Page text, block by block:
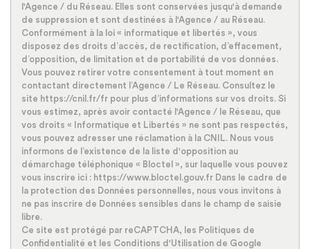
Familles avec 1 ou 2 enfants 33,16 %
Maisons 33,58 %
Appartements 66,42 %
Familles avec 3 enfants 9,97 %
l'Agence / du Réseau. Elles sont conservées jusqu'à demande
de suppression et sont destinées à l'Agence / au Réseau.
Conformément à la loi « informatique et libertés », vous
disposez des droits d’accès, de rectification, d’effacement,
d’opposition, de limitation et de portabilité de vos données.
Vous pouvez retirer votre consentement à tout moment en
contactant directement l’Agence / Le Réseau. Consultez le
site https://cnil.fr/fr pour plus d’informations sur vos droits. Si
vous estimez, après avoir contacté l'Agence / le Réseau, que
vos droits « Informatique et Libertés » ne sont pas respectés,
vous pouvez adresser une réclamation à la CNIL. Nous vous
informons de l’existence de la liste d'opposition au
démarchage téléphonique « Bloctel », sur laquelle vous pouvez
vous inscrire ici : https://www.bloctel.gouv.fr Dans le cadre de
la protection des Données personnelles, nous vous invitons à
ne pas inscrire de Données sensibles dans le champ de saisie
libre.
Ce site est protégé par reCAPTCHA, les Politiques de
Confidentialité et les Conditions d'Utilisation de Google